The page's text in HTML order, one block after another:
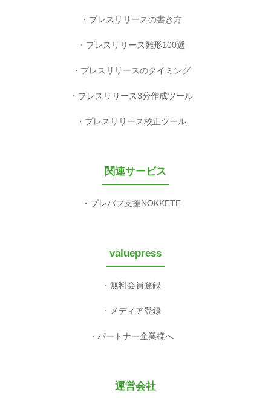
プレスリリースの書き方
プレスリリース雛形100選
プレスリリースのタイミング
プレスリリース3分作成ツール
プレスリリース校正ツール
関連サービス
プレパブ支援NOKKETE
valuepress
無料会員登録
メディア登録
パートナー企業様へ
運営会社